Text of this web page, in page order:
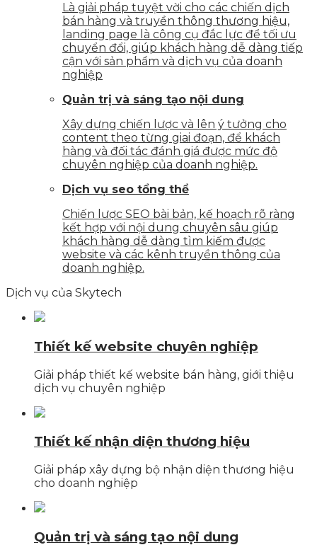
Là giải pháp tuyệt vời cho các chiến dịch
bán hàng và truyền thông thương hiệu,
landing page là công cụ đắc lực để tối ưu
chuyển đổi, giúp khách hàng dễ dàng tiếp
cận với sản phẩm và dịch vụ của doanh
nghiệp
Quản trị và sáng tạo nội dung
Xây dựng chiến lược và lên ý tưởng cho
content theo từng giai đoạn, để khách
hàng và đối tác đánh giá được mức độ
chuyên nghiệp của doanh nghiệp.
Dịch vụ seo tổng thể
Chiến lược SEO bài bản, kế hoạch rõ ràng
kết hợp với nội dung chuyên sâu giúp
khách hàng dễ dàng tìm kiếm được
website và các kênh truyền thông của
doanh nghiệp.
Dịch vụ của Skytech
Thiết kế website chuyên nghiệp
Giải pháp thiết kế website bán hàng, giới thiệu
dịch vụ chuyên nghiệp
Thiết kế nhận diện thương hiệu
Giải pháp xây dựng bộ nhận diện thương hiệu
cho doanh nghiệp
Quản trị và sáng tạo nội dung